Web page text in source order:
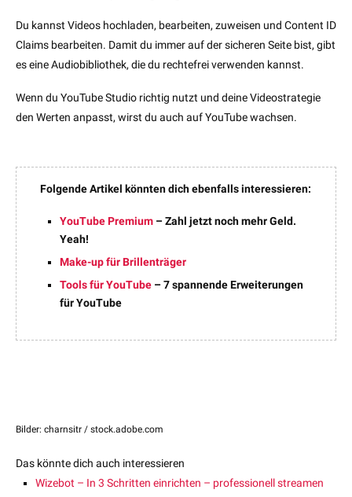
Du kannst Videos hochladen, bearbeiten, zuweisen und Content ID
Claims bearbeiten. Damit du immer auf der sicheren Seite bist, gibt
es eine Audiobibliothek, die du rechtefrei verwenden kannst.
Wenn du YouTube Studio richtig nutzt und deine Videostrategie
den Werten anpasst, wirst du auch auf YouTube wachsen.
Folgende Artikel könnten dich ebenfalls interessieren:
YouTube Premium – Zahl jetzt noch mehr Geld.
Yeah!
Make-up für Brillenträger
Tools für YouTube – 7 spannende Erweiterungen
für YouTube
Bilder: charnsitr / stock.adobe.com
Das könnte dich auch interessieren
Wizebot – In 3 Schritten einrichten – professionell streamen